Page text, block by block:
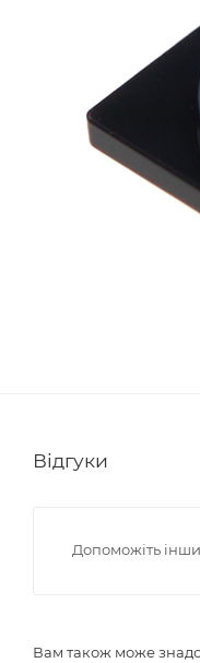
Відгуки
Допоможіть
Вам також може